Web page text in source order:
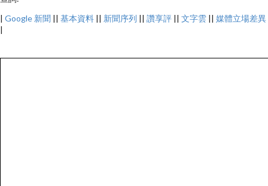
| Google 新聞 || 基本資料 || 新聞序列 || 讚享評 || 文字雲 || 媒體立場差異
|